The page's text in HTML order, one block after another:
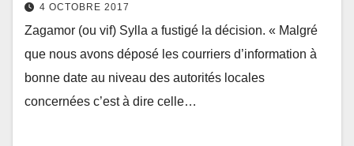
4 OCTOBRE 2017
Zagamor (ou vif) Sylla a fustigé la décision. « Malgré
que nous avons déposé les courriers d’information à
bonne date au niveau des autorités locales
concernées c’est à dire celle…